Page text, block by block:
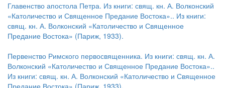
Главенство апостола Петра. Из книги: свящ. кн. А. Волконский
«Католичество и Священное Предание Востока».. Из книги:
свящ. кн. А. Волконский «Католичество и Священное
Предание Востока» (Париж, 1933).
Первенство Римского первосвященника. Из книги: свящ. кн. А.
Волконский «Католичество и Священное Предание Востока»..
Из книги: свящ. кн. А. Волконский «Католичество и Священное
Предание Востока» (Париж, 1933).